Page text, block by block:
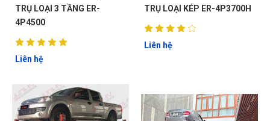
TRỤ LOẠI 3 TẦNG ER-
4P4500
Liên hệ
TRỤ LOẠI KÉP ER-4P3700H
Liên hệ